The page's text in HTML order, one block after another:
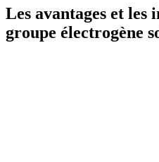
Les avantages et les
groupe électrogène